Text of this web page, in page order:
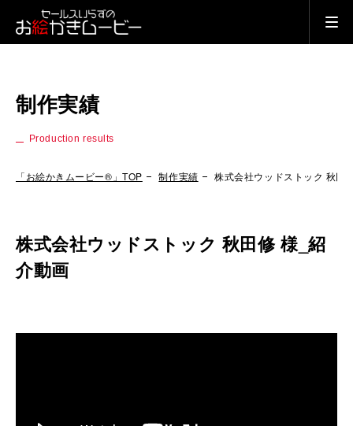
制作実績
Production results
「お絵かきムービー®」TOP 制作実績 株式会社ウッドストック 秋田
株式会社ウッドストック 秋田修 様_紹
介動画